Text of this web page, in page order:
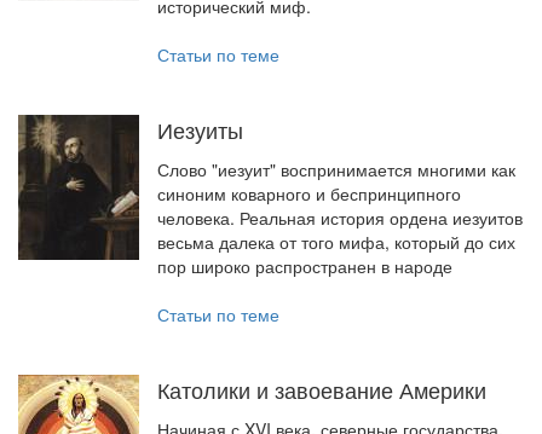
исторический миф.
Статьи по теме
Иезуиты
Слово "иезуит" воспринимается многими как
синоним коварного и беспринципного
человека. Реальная история ордена иезуитов
весьма далека от того мифа, который до сих
пор широко распространен в народе
Статьи по теме
Католики и завоевание Америки
Начиная с XVI века, северные государства,